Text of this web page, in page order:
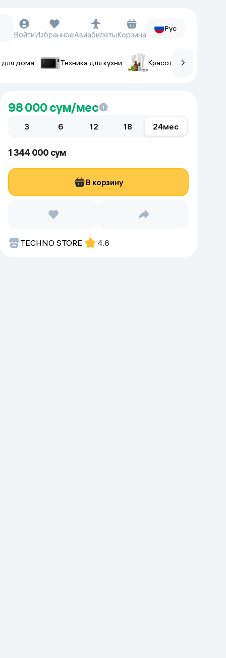
Смарт-часы
Наручные часы
Фитнес-браслеты
Фотоаппараты и видеокамеры
Фотоаппараты
Экшен-камеры
ВойтиИзбранноеАвиабилетыКорзина
Рус
для дома Техника для кухни Красота и уход
98 000сум/мес
3 6 12 18 24мес
1 344 000 сум
В корзину
TECHNO STORE 4.6